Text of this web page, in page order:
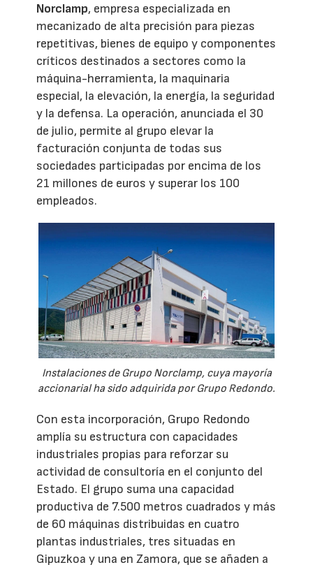
Norclamp, empresa especializada en
mecanizado de alta precisión para piezas
repetitivas, bienes de equipo y componentes
críticos destinados a sectores como la
máquina-herramienta, la maquinaria
especial, la elevación, la energía, la seguridad
y la defensa. La operación, anunciada el 30
de julio, permite al grupo elevar la
facturación conjunta de todas sus
sociedades participadas por encima de los
21 millones de euros y superar los 100
empleados.
Instalaciones de Grupo Norclamp, cuya mayoría
accionarial ha sido adquirida por Grupo Redondo.
Con esta incorporación, Grupo Redondo
amplía su estructura con capacidades
industriales propias para reforzar su
actividad de consultoría en el conjunto del
Estado. El grupo suma una capacidad
productiva de 7.500 metros cuadrados y más
de 60 máquinas distribuidas en cuatro
plantas industriales, tres situadas en
Gipuzkoa y una en Zamora, que se añaden a